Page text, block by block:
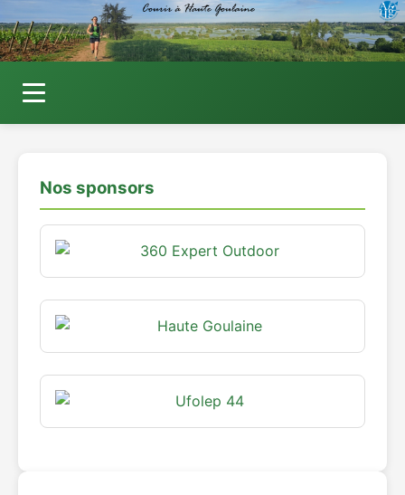
Foulées du marais
Boutique
Contact
Admin
Nos sponsors